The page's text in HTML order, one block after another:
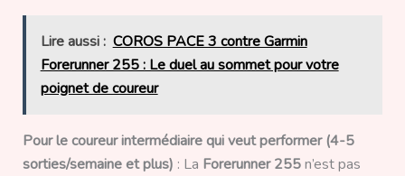
Lire aussi : COROS PACE 3 contre Garmin
Forerunner 255 : Le duel au sommet pour votre
poignet de coureur
Pour le coureur intermédiaire qui veut performer (4-5
sorties/semaine et plus) : La Forerunner 255n’est pas